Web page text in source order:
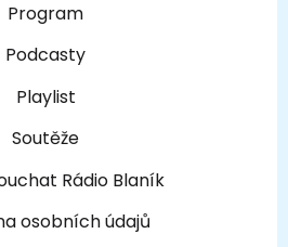
Program
Podcasty
Playlist
Soutěže
Rádio Blaník
osobních údajů